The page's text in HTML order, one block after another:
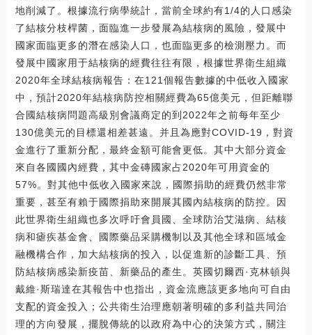
地削減了。根據流行病學統計，當前全球約有1/4的人口感染
了結核分枝桿菌，面臨進一步發展為結核病的風險，發展中
國家面臨更多的潛在感染人口，也面臨更多的檢測壓力。而
發展中國家用于結核病的經費往往有限，根據世界衛生組織
2020年全球結核病報告：在121個報告數據的中低收入國家
中，預計2020年結核病防控相關經費為65億美元，但距離聯
合國結核病問題高級別會議商定的到2022年之前每年至少
130億美元的目標還相差甚遠。并且為應對COVID-19，對資
金進行了重新分配，最終金額可能會更低。其中大部分資金
來自各國國內經費，其中金磚國家占2020年可用資金的
57%。對其他中低收入國家來說，國際捐助的經費仍然非常
重要，甚至有賴于國際捐助來開展其國內結核病的防控。因
此世界衛生組織也多次呼吁會員國、全球防治艾滋病、結核
病和瘧疾基金會、國際藥品采購機制以及其他全球和區域金
融機構合作，加大結核病的投入，以促進新的診斷工具、預
防結核病感染新疫苗、新藥品的產生。英國切爾西·克林頓與
戴維·斯瑞達在其報告中也指出，資金流應該更多地向可自由
支配的資金投入；公共衛生治理應朝著明確的多利益共同治
理的方向發展，擺脫傳統的以政府為中心的決策方式，關注